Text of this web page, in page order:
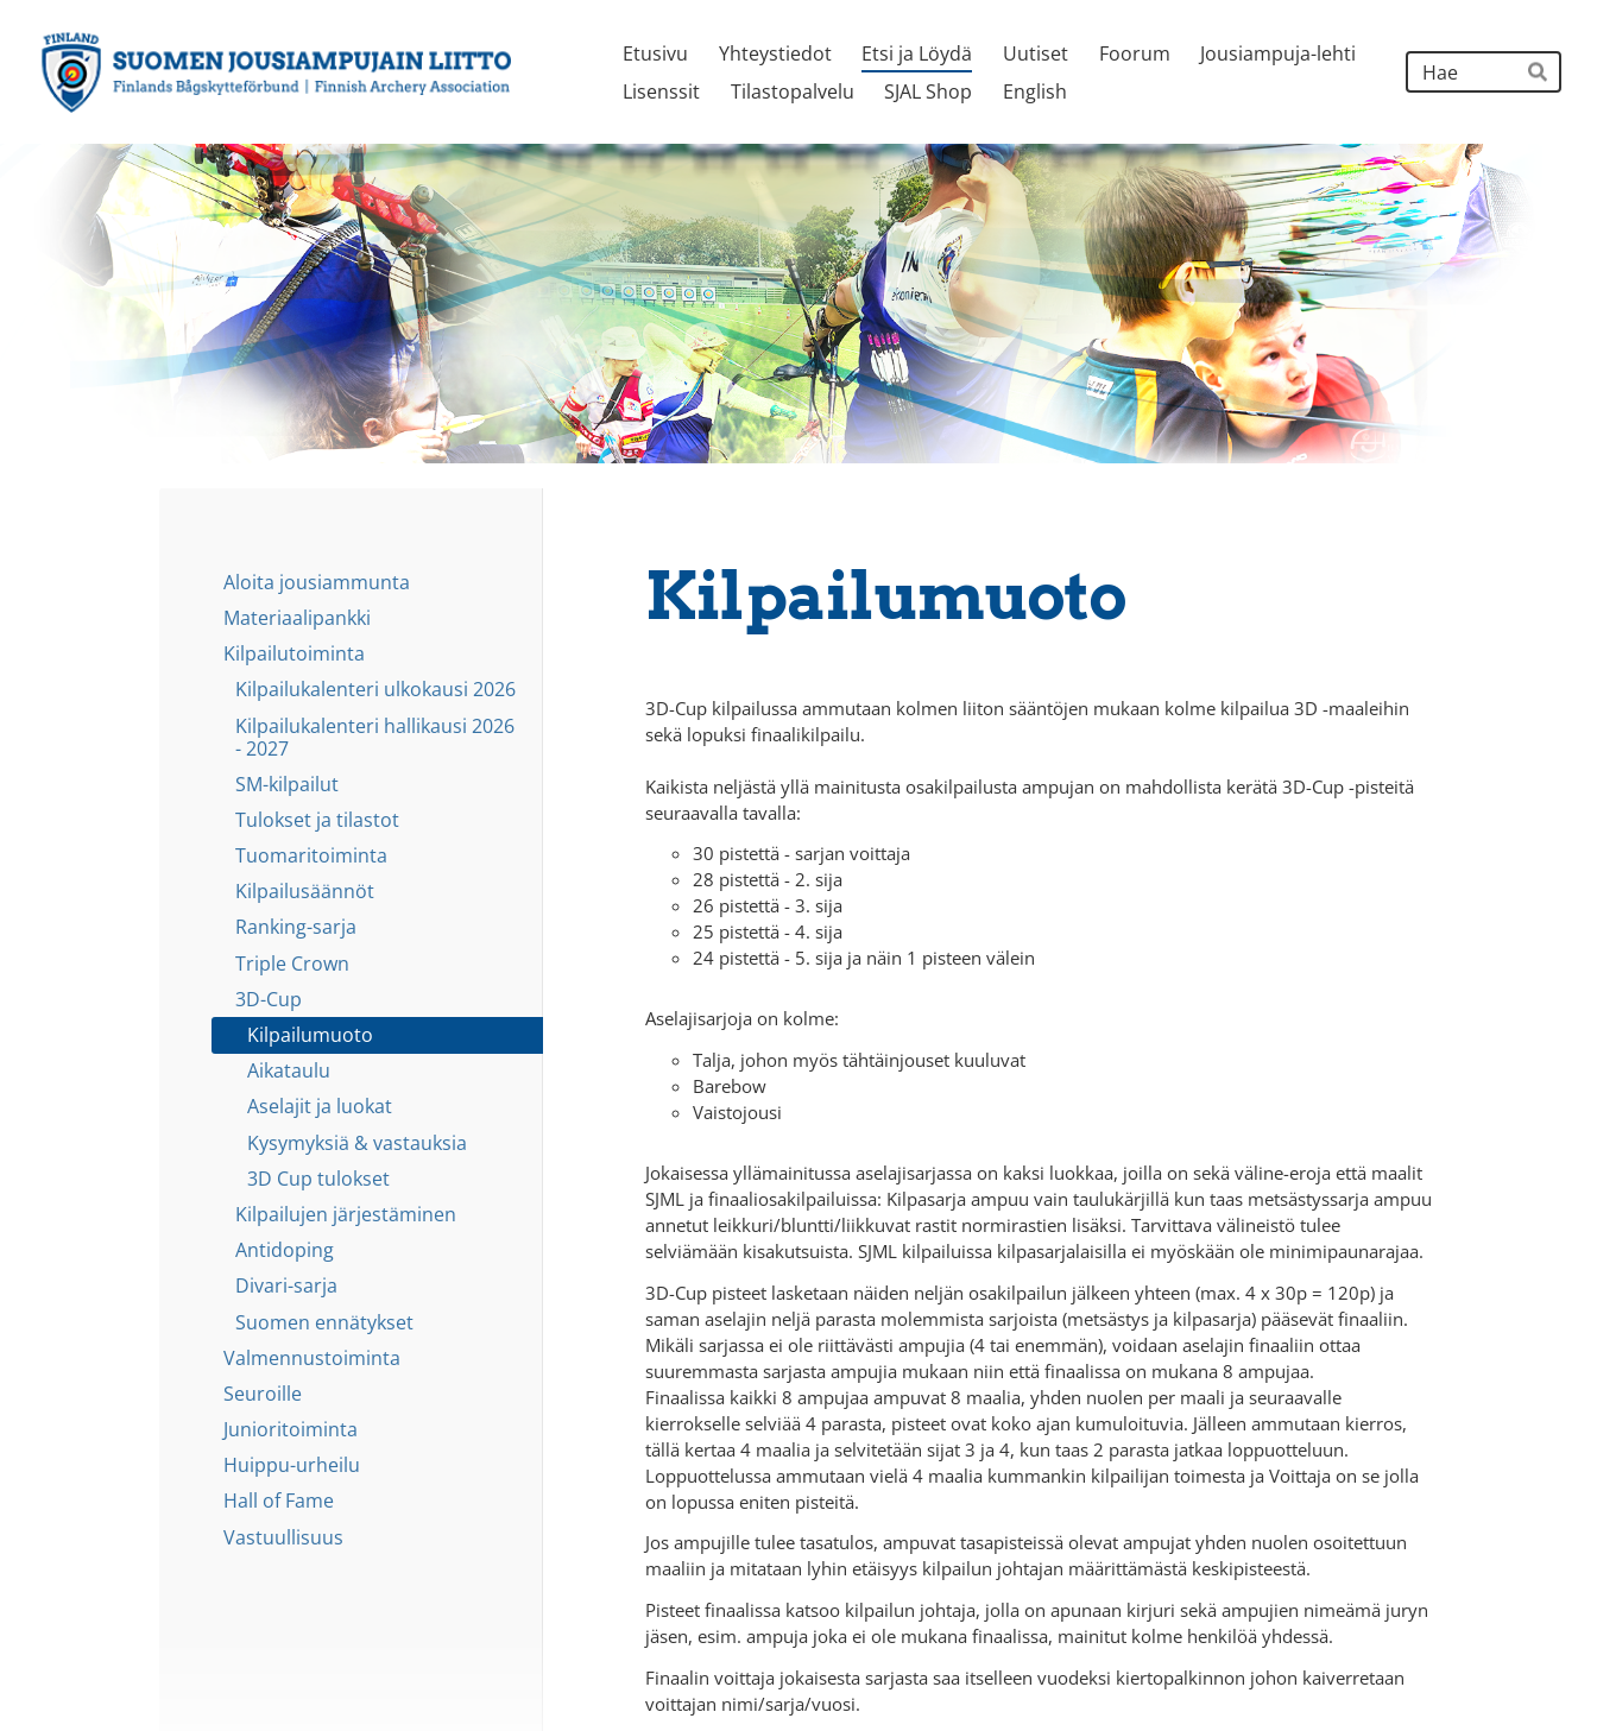
sivun
sisältöön
Suomen Jousiampujain Liitto ry
Etusivu Yhteystiedot Etsi ja Löydä Uutiset Foorum
Jousiampuja-lehti
Lisenssit
Tilastopalvelu SJAL Shop English Hae
Aloita jousiammunta
Materiaalipankki
Kilpailutoiminta
Kilpailukalenteri ulkokausi 2026
Kilpailukalenteri hallikausi 2026
- 2027
SM-kilpailut
Tulokset ja tilastot
Tuomaritoiminta
Kilpailusäännöt
Ranking-sarja
Triple Crown
3D-Cup
Kilpailumuoto
Aikataulu
Aselajit ja luokat
Kysymyksiä & vastauksia
3D Cup tulokset
Kilpailujen järjestäminen
Antidoping
Divari-sarja
Suomen ennätykset
Valmennustoiminta
Seuroille
Junioritoiminta
Huippu-urheilu
Hall of Fame
Vastuullisuus
Kilpailumuoto
3D-Cup kilpailussa ammutaan kolmen liiton sääntöjen mukaan kolme kilpailua 3D -maaleihin
sekä lopuksi finaalikilpailu.
Kaikista neljästä yllä mainitusta osakilpailusta ampujan on mahdollista kerätä 3D-Cup -pisteitä
seuraavalla tavalla:
30 pistettä - sarjan voittaja
28 pistettä - 2. sija
26 pistettä - 3. sija
25 pistettä - 4. sija
24 pistettä - 5. sija ja näin 1 pisteen välein
Aselajisarjoja on kolme:
Talja, johon myös tähtäinjouset kuuluvat
Barebow
Vaistojousi
Jokaisessa yllämainitussa aselajisarjassa on kaksi luokkaa, joilla on sekä väline-eroja että maalit
SJML ja finaaliosakilpailuissa: Kilpasarja ampuu vain taulukärjillä kun taas metsästyssarja ampuu
annetut leikkuri/bluntti/liikkuvat rastit normirastien lisäksi. Tarvittava välineistö tulee
selviämään kisakutsuista. SJML kilpailuissa kilpasarjalaisilla ei myöskään ole minimipaunarajaa.
3D-Cup pisteet lasketaan näiden neljän osakilpailun jälkeen yhteen (max. 4 x 30p = 120p) ja
saman aselajin neljä parasta molemmista sarjoista (metsästys ja kilpasarja) pääsevät finaaliin.
Mikäli sarjassa ei ole riittävästi ampujia (4 tai enemmän), voidaan aselajin finaaliin ottaa
suuremmasta sarjasta ampujia mukaan niin että finaalissa on mukana 8 ampujaa.
Finaalissa kaikki 8 ampujaa ampuvat 8 maalia, yhden nuolen per maali ja seuraavalle
kierrokselle selviää 4 parasta, pisteet ovat koko ajan kumuloituvia. Jälleen ammutaan kierros,
tällä kertaa 4 maalia ja selvitetään sijat 3 ja 4, kun taas 2 parasta jatkaa loppuotteluun.
Loppuottelussa ammutaan vielä 4 maalia kummankin kilpailijan toimesta ja Voittaja on se jolla
on lopussa eniten pisteitä.
Jos ampujille tulee tasatulos, ampuvat tasapisteissä olevat ampujat yhden nuolen osoitettuun
maaliin ja mitataan lyhin etäisyys kilpailun johtajan määrittämästä keskipisteestä.
Pisteet finaalissa katsoo kilpailun johtaja, jolla on apunaan kirjuri sekä ampujien nimeämä juryn
jäsen, esim. ampuja joka ei ole mukana finaalissa, mainitut kolme henkilöä yhdessä.
Finaalin voittaja jokaisesta sarjasta saa itselleen vuodeksi kiertopalkinnon johon kaiverretaan
voittajan nimi/sarja/vuosi.